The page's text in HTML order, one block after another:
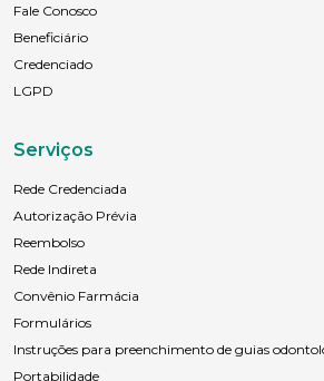
Fale Conosco
Beneficiário
Credenciado
LGPD
Serviços
Rede Credenciada
Autorização Prévia
Reembolso
Rede Indireta
Convênio Farmácia
Formulários
Instruções para preenchimento de guias
Portabilidade